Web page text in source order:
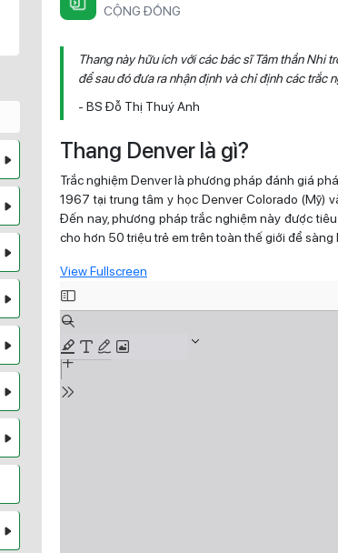
CỘNG ĐỒNG
Thang này hữu ích với các bác sĩ Tâm thần Nhi
để sau đó đưa ra nhận định và chỉ định các trắc
- BS Đỗ Thị Thuý Anh
Thang Denver là gì?
Trắc nghiệm Denver là phương pháp đánh giá
1967 tại trung tâm y học Denver Colorado (Mỹ)
Đến nay, phương pháp trắc nghiệm này được
cho hơn 50 triệu trẻ em trên toàn thế giới để sàng
View Fullscreen
Skip
to
PDF
content